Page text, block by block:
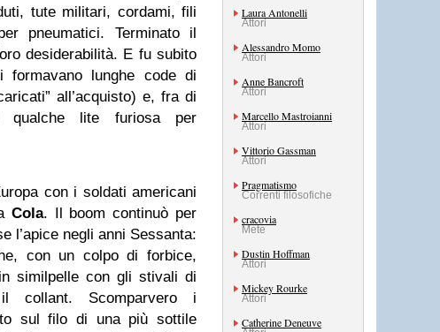
tute militari, cordami, fili
pneumatici. Terminato il
desiderabilità. E fu subito
lunghe code di
all’acquisto) e, fra di
qualche lite furiosa per
con i soldati americani
Cola. Il boom continuò per
l’apice negli anni Sessanta:
con un colpo di forbice,
similpelle con gli stivali di
collant. Scomparvero i
sul filo di una più sottile
Laura Antonelli
Attori
Alessandro Momo
Attori
Anne Bancroft
Attori
Marcello Mastroianni
Attori
Vittorio Gassman
Attori
Pragmatismo
Correnti filosofiche
cracovia
Mete
Dustin Hoffman
Attori
Mickey Rourke
Attori
Catherine Deneuve